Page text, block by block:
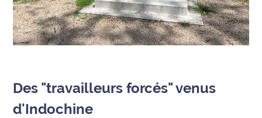
Conditions
générales
d'utilisation du
Archives
Des "travailleurs forcés" venus
d'Indochine